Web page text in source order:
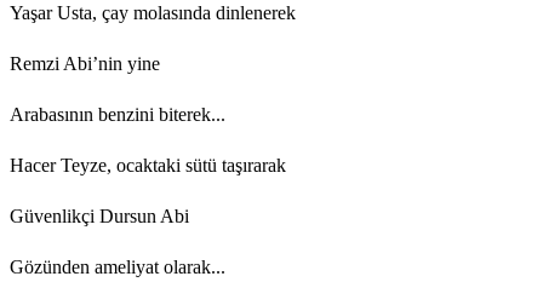
Yaşar Usta, çay molasında dinlenerek
Remzi Abi’nin yine
Arabasının benzini biterek...
Hacer Teyze, ocaktaki sütü taşırarak
Güvenlikçi Dursun Abi
Gözünden ameliyat olarak...